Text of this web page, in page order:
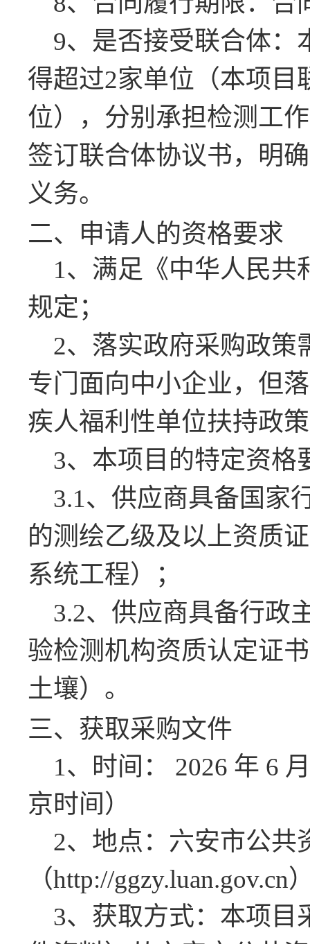
9、是否接受联合体：
得超过2家单位（本项目
位），分别承担检测工
签订联合体协议书，明
义务。
二、申请人的资格要求
1、满足《中华人民共
规定；
2、落实政府采购政策
专门面向中小企业，但
疾人福利性单位扶持政
3、本项目的特定资格
3.1、供应商具备国家
的测绘乙级及以上资质
系统工程）；
3.2、供应商具备行政
验检测机构资质认定证
土壤）。
三、获取采购文件
1、时间： 2026 年 6
京时间）
2、地点：六安市公共
（http://ggzy.luan.gov.cn
3、获取方式：本项目